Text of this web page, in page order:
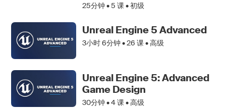
25分钟 •5 课 • 初级
Unreal Engine 5 Advanced
3小时 6分钟 •26 课 • 高级
Unreal Engine 5: Advanced
Game Design
30分钟 •4课 • 高级